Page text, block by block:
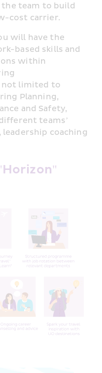
team to build
cost carrier.
will have the
based skills and
within
not limited to
Planning,
and Safety,
teams’
coaching